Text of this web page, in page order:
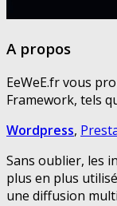
A propos
EeWeE.fr vous
Framework, tels
Wordpress,
Sans oublier, les
plus en plus
une diffusion